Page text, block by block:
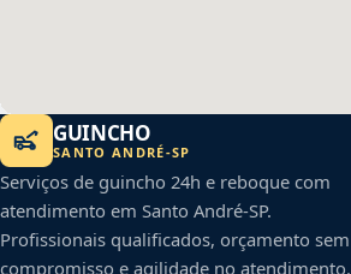
GUINCHO
SANTO ANDRÉ-SP
Serviços de guincho 24h e reboque com
atendimento em Santo André-SP.
Profissionais qualificados, orçamento sem
compromisso e agilidade no atendimento.